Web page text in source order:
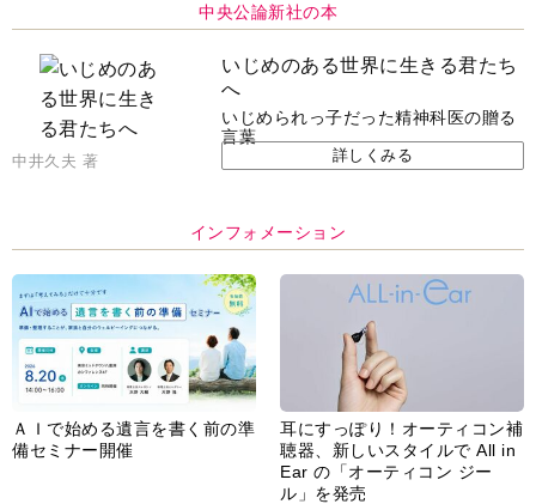
中央公論新社の本
いじめのある世界に生きる君たち
へ
いじめられっ子だった精神科医の贈る
言葉
中井久夫 著 詳しくみる
インフォメーション
ＡＩで始める遺言を書く前の準
備セミナー開催
耳にすっぽり！オーティコン補
聴器、新しいスタイルで All in
Ear の「オーティコン ジー
ル」を発売